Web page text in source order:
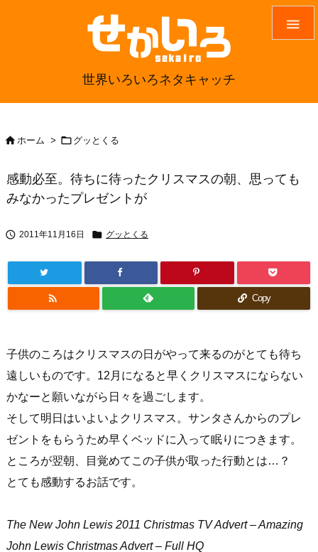
世界いろいろネタキャッチ

ホーム >  グッとくる
感動必至。待ちに待ったクリスマスの朝、思っても
みなかったプレゼントが
 2011年11月16日  グッとくる
 Copy
子供のころはクリスマスの日がやって来るのがとても待ち
遠しいものです。12月になると早くクリスマスにならない
かなーと願いながら日々を過ごします。
そして明日はいよいよクリスマス。サンタさんからのプレ
ゼントをもらうため早くベッドに入って眠りにつきます。
ところが翌朝、目覚めてこの子供が取った行動とは…？
とても感動するお話です。
The New John Lewis 2011 Christmas TV Advert – Amazing
John Lewis Christmas Advert – Full HQ